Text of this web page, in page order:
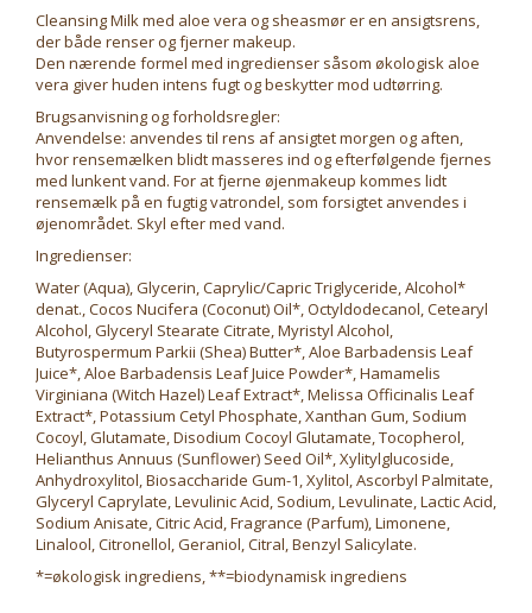
Cleansing Milk med aloe vera og sheasmør er en ansigtsrens,
der både renser og fjerner makeup.
Den nærende formel med ingredienser såsom økologisk aloe
vera giver huden intens fugt og beskytter mod udtørring.
Brugsanvisning og forholdsregler:
Anvendelse: anvendes til rens af ansigtet morgen og aften,
hvor rensemælken blidt masseres ind og efterfølgende fjernes
med lunkent vand. For at fjerne øjenmakeup kommes lidt
rensemælk på en fugtig vatrondel, som forsigtet anvendes i
øjenområdet. Skyl efter med vand.
Ingredienser:
Water (Aqua), Glycerin, Caprylic/Capric Triglyceride, Alcohol*
denat., Cocos Nucifera (Coconut) Oil*, Octyldodecanol, Cetearyl
Alcohol, Glyceryl Stearate Citrate, Myristyl Alcohol,
Butyrospermum Parkii (Shea) Butter*, Aloe Barbadensis Leaf
Juice*, Aloe Barbadensis Leaf Juice Powder*, Hamamelis
Virginiana (Witch Hazel) Leaf Extract*, Melissa Officinalis Leaf
Extract*, Potassium Cetyl Phosphate, Xanthan Gum, Sodium
Cocoyl, Glutamate, Disodium Cocoyl Glutamate, Tocopherol,
Helianthus Annuus (Sunflower) Seed Oil*, Xylitylglucoside,
Anhydroxylitol, Biosaccharide Gum-1, Xylitol, Ascorbyl Palmitate,
Glyceryl Caprylate, Levulinic Acid, Sodium, Levulinate, Lactic Acid,
Sodium Anisate, Citric Acid, Fragrance (Parfum), Limonene,
Linalool, Citronellol, Geraniol, Citral, Benzyl Salicylate.
*=økologisk ingrediens, **=biodynamisk ingrediens